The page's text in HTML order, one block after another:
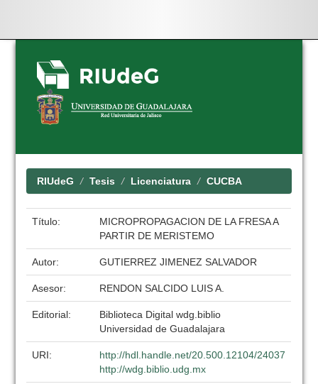
Skip
navigation
RIUdeG Tesis Licenciatura CUCBA
Título:
MICROPROPAGACION DE LA FRESA A
PARTIR DE MERISTEMO
Autor: GUTIERREZ JIMENEZ SALVADOR
Asesor: RENDON SALCIDO LUIS A.
Editorial:
Biblioteca Digital wdg.biblio
Universidad de Guadalajara
URI:
http://hdl.handle.net/20.500.12104/24037
http://wdg.biblio.udg.mx